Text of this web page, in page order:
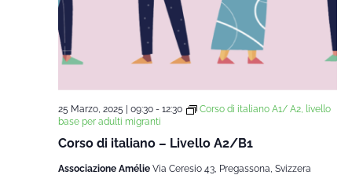
Corso di italiano – Livello A2/B1
25 Marzo, 2025 | 09:30- 12:30
Corso di italiano A1/ A2, livello
base per adulti migranti
Associazione Amélie Via Ceresio 43, Pregassona, Svizzera